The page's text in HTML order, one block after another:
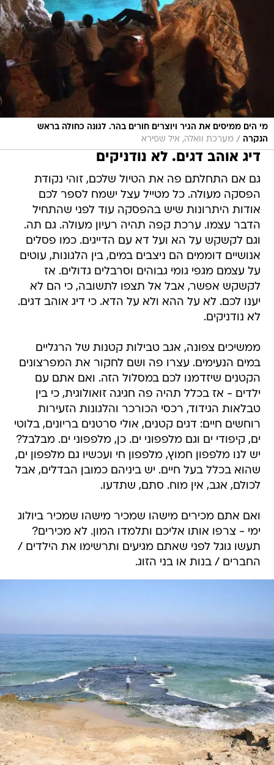
מי הים ממיסים את הגיר ויוצרים חורים בהר. לגונה כחולה בראש
הנקרה / מערכת וואלה, איל שפירא
דיג אוהב דגים. לא נודניקים
גם אם התחלתם פה את הטיול שלכם, זוהי נקודת
הפסקה מעולה. כל מטייל עצל ישמח לספר לכם
אודות היתרונות שיש בהפסקה עוד לפני שהתחיל
הדבר עצמו. ערכת קפה תהיה רעיון מעולה. גם תה.
וגם לקשקש על הא ועל דא עם הדייגים. כמו פסלים
אנושיים דוממים הם ניצבים במים, בין הלגונות, עוטים
על עצמם מגפי גומי גבוהים וסרבלים גדולים. אז
לקשקש אפשר, אבל אל תצפו לתשובה, כי הם לא
יענו לכם. לא על ההא ולא על הדא. כי דיג אוהב דגים.
לא נודניקים.
ממשיכים צפונה, אגב טבילות קטנות של הרגליים
במים הנעימים. עצרו פה ושם לחקור את המפרצונים
הקטנים שיזדמנו לכם במסלול הזה. ואם אתם עם
ילדים - אז בכלל תהיה פה חגיגה זואולוגית, כי בין
טבלאות הגידוד, רכסי הכורכר והלגונות הזעירות
רוחשים חיים: דגים קטנים, אולי סרטנים בריונים, בלוטי
ים, קיפודי ים וגם מלפפוני ים. כן, מלפפוני ים. מבלבל?
יש לנו מלפפון חמוץ, מלפפון חי ועכשיו גם מלפפון ים,
שהוא בכלל בעל חיים. יש ביניהם כמובן הבדלים, אבל
לכולם, אגב, אין מוח. סתם, שתדעו.
ואם אתם מכירים מישהו שמכיר מישהו שמכיר ביולוג
ימי - צרפו אותו אליכם ותלמדו המון. לא מכירים?
תעשו גוגל לפני שאתם מגיעים ותרשימו את הילדים /
החברים / בנות או בני הזוג.